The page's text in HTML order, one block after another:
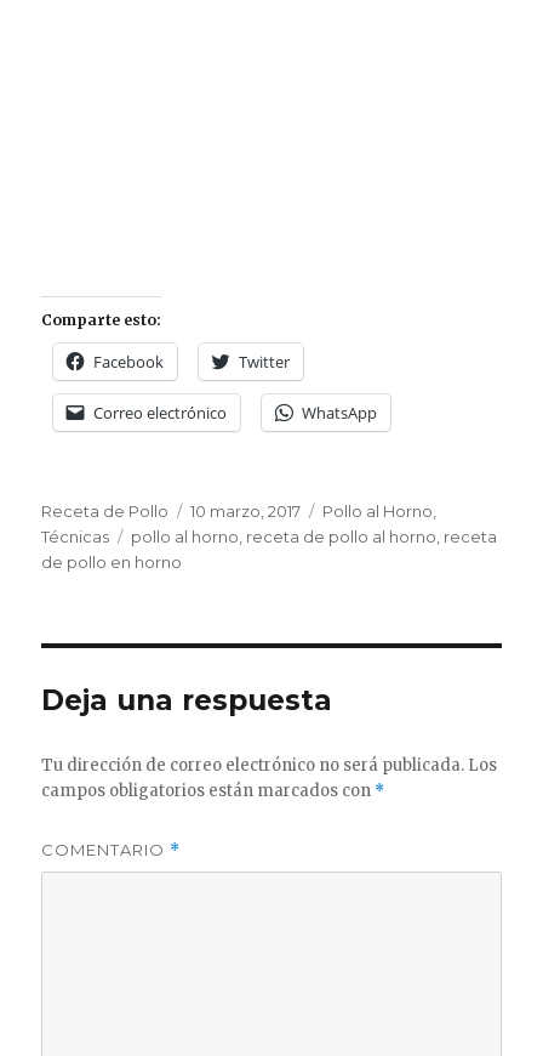
Comparte esto:
Facebook Twitter
Correo electrónico WhatsApp
Autor
Receta de Pollo
Publicado
el
10 marzo, 2017 Categorías
Pollo al Horno
Técnicas
Etiquetas
pollo al horno receta de pollo al horno receta
de pollo en horno
Deja una respuesta
Tu dirección de correo electrónico no será publicada. Los
campos obligatorios están marcados con *
COMENTARIO *